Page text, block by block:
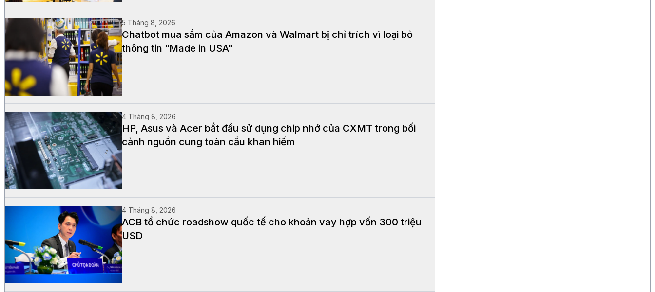
5 Tháng 8, 2026
Chatbot mua sắm của Amazon và Walmart bị chỉ trích vì loại bỏ
thông tin “Made in USA"
4 Tháng 8, 2026
HP, Asus và Acer bắt đầu sử dụng chip nhớ của CXMT trong bối
cảnh nguồn cung toàn cầu khan hiếm
4 Tháng 8, 2026
ACB tổ chức roadshow quốc tế cho khoản vay hợp vốn 300 triệu
USD